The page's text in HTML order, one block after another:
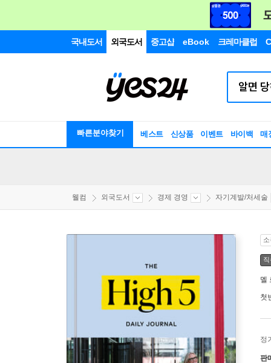
국내도서 외국도서 중고샵 eBook 크레마클럽
빠른분야찾기 베스트 신상품 이벤트 바이백 매
웰컴 외국도서 경제 경영 자기계발/처세술
멜
첫
정
판